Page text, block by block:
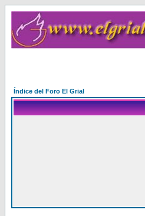
Índice del Foro El Grial